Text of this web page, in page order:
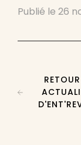
Publié le 26